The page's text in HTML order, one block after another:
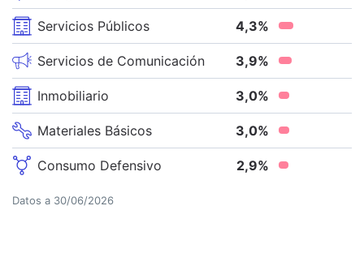
Servicios Públicos 4,3%
Servicios de Comunicación 3,9%
Inmobiliario 3,0%
Materiales Básicos 3,0%
Consumo Defensivo 2,9%
Datos a 30/06/2026